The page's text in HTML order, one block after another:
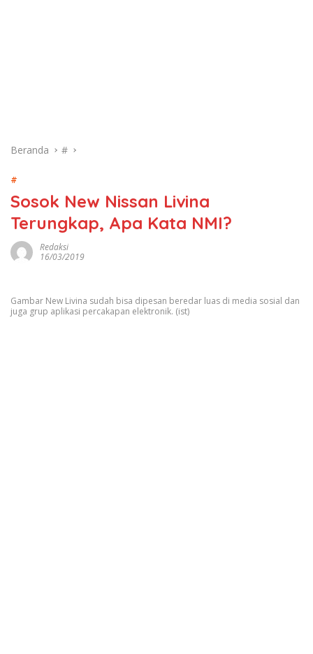
Beranda #
#
Sosok New Nissan Livina
Terungkap, Apa Kata NMI?
Redaksi
16/03/2019
Gambar New Livina sudah bisa dipesan beredar luas di media sosial dan
juga grup aplikasi percakapan elektronik. (ist)